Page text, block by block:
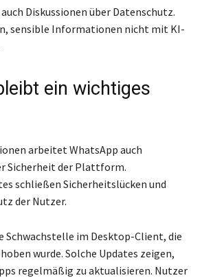
Diskussionen über Datenschutz.
sensible Informationen nicht mit KI-
ein wichtiges
arbeitet WhatsApp auch
Sicherheit der Plattform.
schließen Sicherheitslücken und
der Nutzer.
Schwachstelle im Desktop-Client, die
wurde. Solche Updates zeigen,
regelmäßig zu aktualisieren. Nutzer